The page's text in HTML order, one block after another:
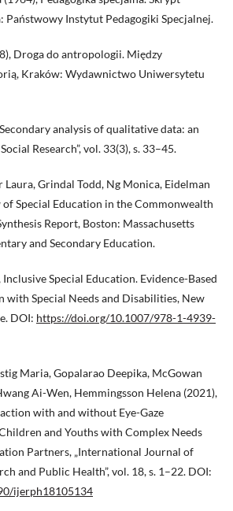
Państwowy Instytut Pedagogiki Specjalnej.
Droga do antropologii. Między
Kraków: Wydawnictwo Uniwersytetu
analysis of qualitative data: an
Research”, vol. 33(3), s. 33–45.
Laura, Grindal Todd, Ng Monica, Eidelman
of Special Education in the Commonwealth
Report, Boston: Massachusetts
and Secondary Education.
Special Education. Evidence-Based
with Special Needs and Disabilities, New
DOI: https://doi.org/10.1007/978-1-4939-
Maria, Gopalarao Deepika, McGowan
Ai-Wen, Hemmingsson Helena (2021),
with and without Eye-Gaze
and Youths with Complex Needs
Partners, „International Journal of
and Public Health”, vol. 18, s. 1–22. DOI:
ijerph18105134